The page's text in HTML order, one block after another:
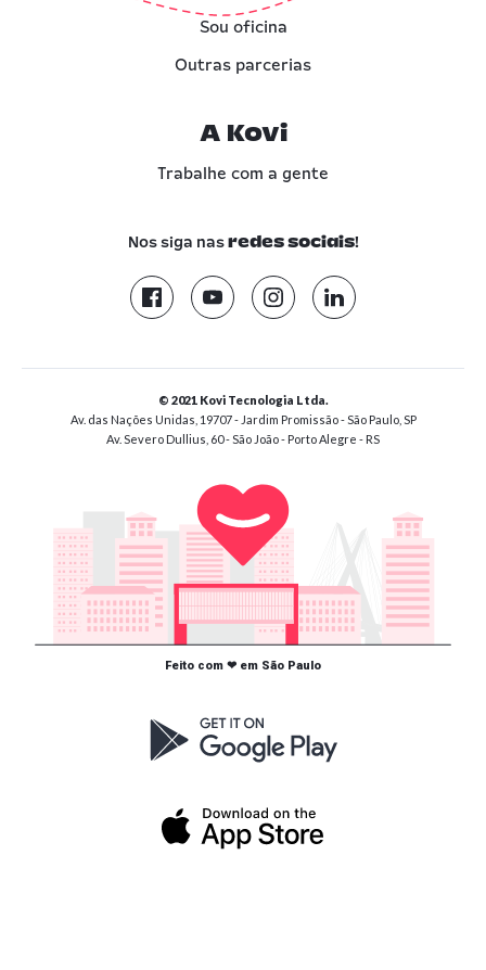
Sou oficina
Outras parcerias
A Kovi
Trabalhe com a gente
Nos siga nas redes sociais!
© 2021 Kovi Tecnologia Ltda.
Av. das Nações Unidas, 19707 - Jardim Promissão - São Paulo, SP
Av. Severo Dullius, 60 - São João - Porto Alegre - RS
Feito com ❤ em São Paulo